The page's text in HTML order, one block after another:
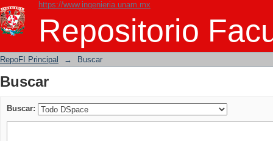
https://www.ingenieria.unam.mx
Repositorio
Buscar
RepoFI Principal → Buscar
Buscar
Buscar: